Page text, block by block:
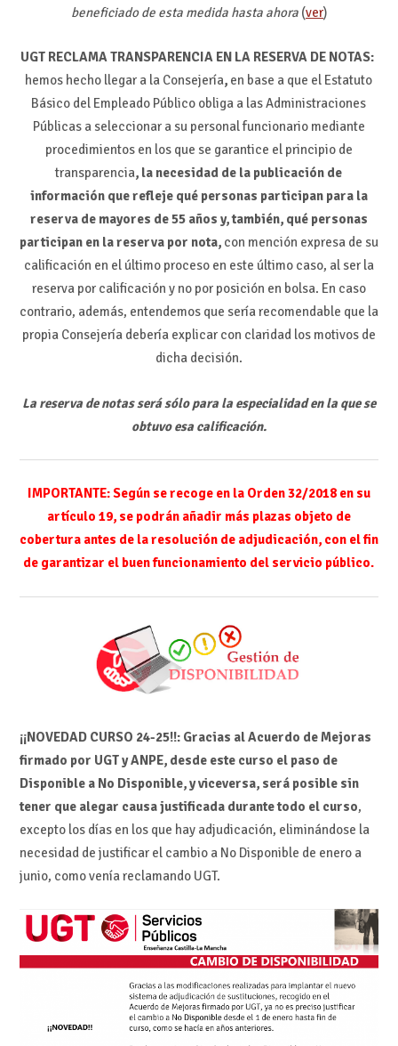
beneficiado de esta medida hasta ahora(ver)
UGT RECLAMA TRANSPARENCIA EN LA RESERVA DE NOTAS:
hemos hecho llegar a la Consejería, en base a que el Estatuto
Básico del Empleado Público obliga a las Administraciones
Públicas a seleccionar a su personal funcionario mediante
procedimientos en los que se garantice el principio de
transparencia, la necesidad de la publicación de
información que refleje qué personas participan para la
reserva de mayores de 55 años y, también, qué personas
participan en la reserva por nota, con mención expresa de su
calificación en el último proceso en este último caso, al ser la
reserva por calificación y no por posición en bolsa. En caso
contrario, además, entendemos que sería recomendable que la
propia Consejería debería explicar con claridad los motivos de
dicha decisión.
La reserva de notas será sólo para la especialidad en la que se
obtuvo esa calificación.
IMPORTANTE: Según se recoge en la Orden 32/2018 en su
artículo 19, se podrán añadir más plazas objeto de
cobertura antes de la resolución de adjudicación, con el fin
de garantizar el buen funcionamiento del servicio público.
¡¡NOVEDAD CURSO 24-25!!: Gracias al Acuerdo de Mejoras
firmado por UGT y ANPE, desde este curso el paso de
Disponible a No Disponible, y viceversa, será posible sin
tener que alegar causa justificada durante todo el curso,
excepto los días en los que hay adjudicación, eliminándose la
necesidad de justificar el cambio a No Disponible de enero a
junio, como venía reclamando UGT.